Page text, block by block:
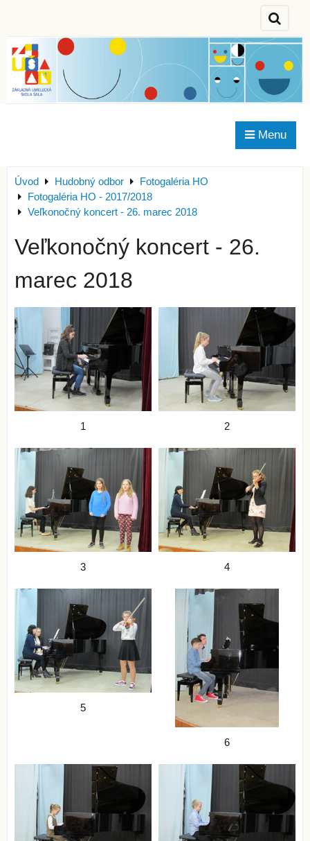
Menu
Úvod Hudobný odbor
Fotogaléria HO
Fotogaléria HO - 2017/2018
Veľkonočný koncert - 26. marec 2018
Veľkonočný koncert - 26.
marec 2018
1 2
3 4
5
6